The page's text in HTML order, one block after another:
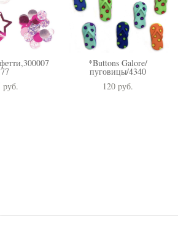
77
pуб.
*Buttons Galore/
пуговицы/4340
120 pуб.